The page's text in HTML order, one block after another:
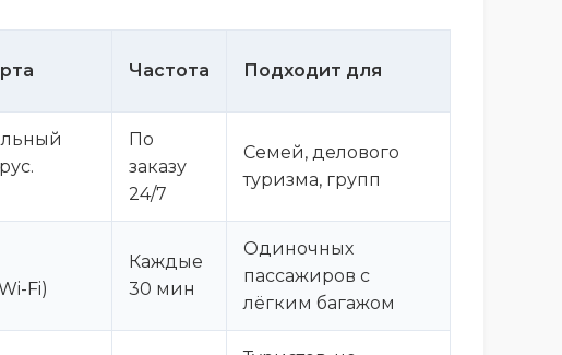
Частота Подходит для
По
заказу
24/7
Семей, делового
туризма, групп
Fi)
Каждые
30 мин
Одиночных
пассажиров с
лёгким багажом